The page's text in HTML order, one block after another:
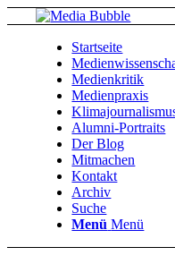
Startseite
Medienkritik
Medienpraxis
Alumni-Portraits
Der Blog
Mitmachen
Kontakt
Archiv
Suche
Menü Menü